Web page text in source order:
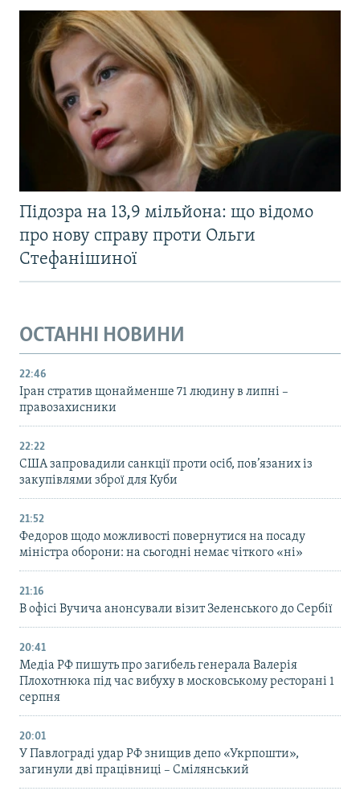
Підозра на 13,9 мільйона: що відомо
про нову справу проти Ольги
Стефанішиної
ОСТАННІ НОВИНИ
22:46
Іран стратив щонайменше 71 людину в липні –
правозахисники
22:22
США запровадили санкції проти осіб, пов’язаних із
закупівлями зброї для Куби
21:52
Федоров щодо можливості повернутися на посаду
міністра оборони: на сьогодні немає чіткого «ні»
21:16
В офісі Вучича анонсували візит Зеленського до Сербії
20:41
Медіа РФ пишуть про загибель генерала Валерія
Плохотнюка під час вибуху в московському ресторані 1
серпня
20:01
У Павлограді удар РФ знищив депо «Укрпошти»,
загинули дві працівниці – Смілянський